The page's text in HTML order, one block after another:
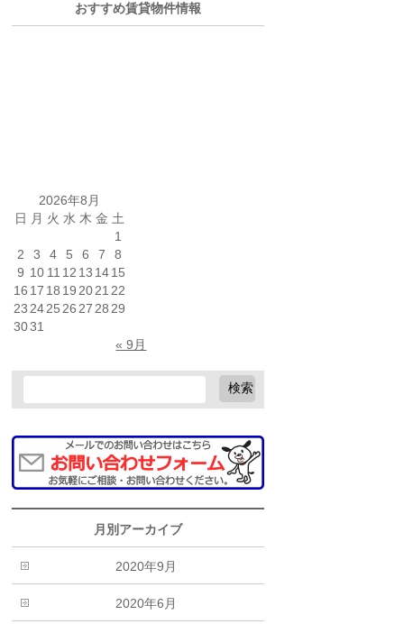
おすすめ賃貸物件情報
2026年8月
日 月 火 水 木 金 土
1
2
3 4 5 6 7
8
9 10 11 12 13 1415
16 17 18 19 2021 22
23 2425 26 27 28 29
3031
« 9月
月別アーカイブ
2020年9月
2020年6月